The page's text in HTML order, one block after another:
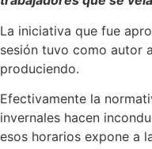
La iniciativa que fue
sesión tuvo como autor
produciendo.
Efectivamente la
invernales hacen
esos horarios expone a